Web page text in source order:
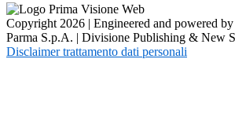
Copyright 2026 | Engineered and powered
Parma S.p.A. | Divisione Publishing & New
Disclaimer trattamento dati personali